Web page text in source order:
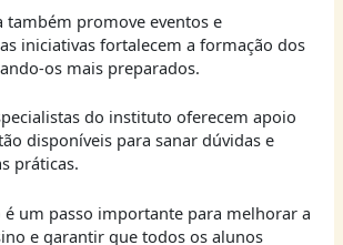
também promove eventos e
iniciativas fortalecem a formação dos
os mais preparados.
do instituto oferecem apoio
disponíveis para sanar dúvidas e
práticas.
é um passo importante para melhorar a
e garantir que todos os alunos